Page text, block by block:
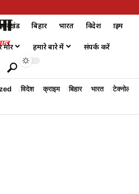
झारखंड बिहार भारत विदेश क्राइम
मोर हमारे बारे में संपर्क करें
विदेश क्राइम बिहार भारत टेक्नोलॉजी